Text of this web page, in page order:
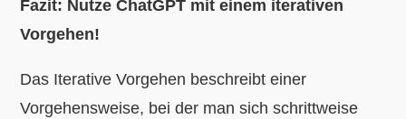
Fazit: Nutze ChatGPT mit einem iterativen
Vorgehen!
Das Iterative Vorgehen beschreibt einer
Vorgehensweise, bei der man sich schrittweise